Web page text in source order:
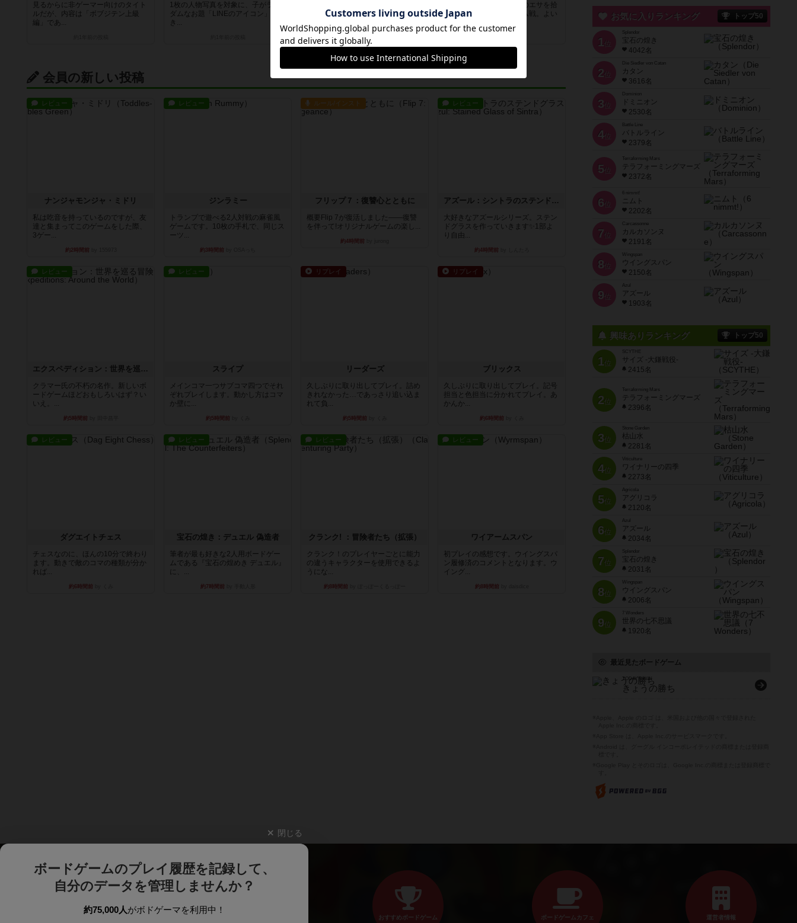
見るからに非ゲーマー向けのタイト
ルだが、内容は「ボブジテン上級
編」であ...
1枚の人物写真を対象に、子がラン
ダムなお題「LINEのアイコン」「好
き...
面が多い。どこかで見たようなゲー
約6年前
かわいい鳥のコマで途中のエサを拾
いながら先に進む。チーム戦。よい
会員の新しい投稿
レビュー
ナンジャモンジャ・ミドリ
私は吃音を持っているのですが、友
達と集まってこのゲームをした際、
3ゲー...
約2時間前
レビュー
ジンラミー
トランプで遊べる2人対戦の麻雀風
ゲームです。10枚の手札で、同じス
ーツ...
約3時間前
ルール/インスト
フリップ７：復讐心とともに
概要Flip 7が復活しました――復讐
を伴って!オリジナルゲームの楽し...
約4時間前
レビュー
アズール：シントラのステンドグラス
大好きなアズールシリーズ。ステン
ドグラスを作っていきます✨1部よ
り自由...
約4時間前
レビュー
エクスペディション：世界を巡る冒険
クラマー氏の不朽の名作。新しいボ
ードゲームほどおもしろいはず？い
いえ。...
約5時間前
レビュー
スライプ
メインコマ一つサブコマ四つでそれ
ぞれプレイします。動かし方はコマ
か壁に...
約5時間前
リプレイ
リーダーズ
久しぶりに取り出してプレイ。詰め
きれなかった…であっさり追い込ま
れて負...
約5時間前
リプレイ
ブリックス
久しぶりに取り出してプレイ。記号
担当と色担当に分かれてプレイ。あ
かんか...
約6時間前
レビュー
ダグエイトチェス
チェスなのに、ほんの10分で終わり
ます。動きで敵のコマの種類が分か
れば...
約6時間前
レビュー
宝石の煌き：デュエル 偽造者
筆者が最も好きな2人用ボードゲー
ムである『宝石の煌めき デュエル』
に、...
約7時間前
レビュー
クランク! ：冒険者たち（拡張）
クランク！のプレイヤーごとに能力
の違うキャラクターを使用できるよ
うにな...
約8時間前
レビュー
ワイアームスパン
初プレイの感想です。ウイングスパ
ン履修済のコメントとなります。ウ
イング...
約8時間前
お気に入りランキング トップ50
1 位
宝石の煌き
4042名
2 位
Die Siedler von Catan
カタン
3616名
3 位
ドミニオン
2530名
4位
Battle Line
バトルライン
2379名
5 位
Terraforming Mars
テラフォーミングマーズ
2372名
6 位
ニムト
2202名
7 位
Carcassonne
カルカソンヌ
2191名
8 位
Wingspan
ウイングスパン
2150名
9 位
Azul
アズール
1903名
興味ありランキング トップ50
1位
SCYTHE
サイズ -大鎌戦役-
2415名
2位
Terraforming Mars
テラフォーミングマーズ
2396名
3位
Stone Garden
枯山水
2281名
4位
Viticulture
ワイナリーの四季
2273名
5位
Agricola
アグリコラ
2120名
6位
Azul
アズール
2034名
7位
宝石の煌き
2031名
8位
Wingspan
ウイングスパン
2006名
9位
7 Wonders
世界の七不思議
1920名
最近見たボードゲーム
TODAY'S WIN
きょうの勝ち
閉じる
ボードゲームのプレイ履歴を記録して、
自分のデータを管理しませんか？
約75,000人がボドゲーマを利用中！
おすすめボードゲーム ボードゲームカフェ 運営者情報